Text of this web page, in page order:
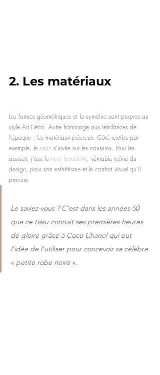
2. Les matériaux
Les formes géométriques et la symétrie sont propres au
style Art Déco. Autre hommage aux tendances de
l'époque : les matériaux précieux. Côté textiles par
exemple, le satin s'invite sur les coussins. Pour les
assises, j'ose le tissu bouclette, véritable icône du
design, pour son esthétisme et le confort visuel qu'il
procure.
Le saviez-vous ? C'est dans les années 50
que ce tissu connait ses premières heures
de gloire grâce à Coco Chanel qui eut
l'idée de l'utiliser pour concevoir sa célèbre
« petite robe noire ».